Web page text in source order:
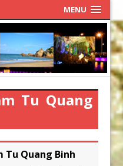
MENU
Tu Quang
Tu Quang Binh